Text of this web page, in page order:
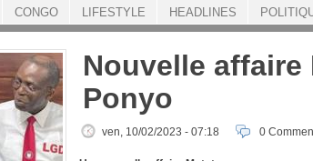
Nouvelle affaire
Ponyo
ven, 10/02/2023 - 07:18 0
CONGO LIFESTYLE HEADLINES